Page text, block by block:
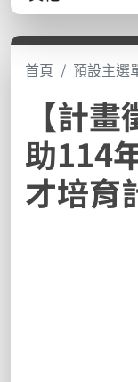
首頁 預設主選
【計
助114
才培育